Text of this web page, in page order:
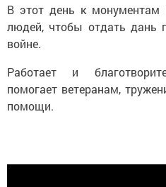
В этот день к монументам
людей, чтобы отдать дань
войне.
Работает и
помогает ветеранам,
помощи.